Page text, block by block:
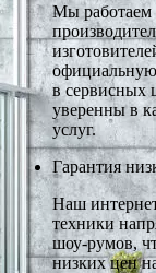
Мы работаем
в сервисных
уверенны в
услуг.
Гарантия
Наш
техники
шоу-румов,
низких цен